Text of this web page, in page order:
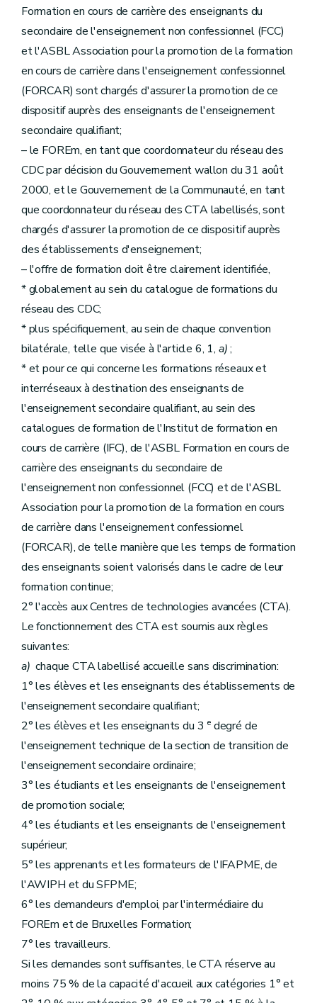
Formation en cours de carrière des enseignants du
secondaire de l'enseignement non confessionnel (FCC)
et l'ASBL Association pour la promotion de la formation
en cours de carrière dans l'enseignement confessionnel
(FORCAR) sont chargés d'assurer la promotion de ce
dispositif auprès des enseignants de l'enseignement
secondaire qualifiant;
– le FOREm, en tant que coordonnateur du réseau des
CDC par décision du Gouvernement wallon du 31 août
2000, et le Gouvernement de la Communauté, en tant
que coordonnateur du réseau des CTA labellisés, sont
chargés d'assurer la promotion de ce dispositif auprès
des établissements d'enseignement;
– l'offre de formation doit être clairement identifiée,
* globalement au sein du catalogue de formations du
réseau des CDC;
* plus spécifiquement, au sein de chaque convention
bilatérale, telle que visée à l'article 6, 1, a);
* et pour ce qui concerne les formations réseaux et
interréseaux à destination des enseignants de
l'enseignement secondaire qualifiant, au sein des
catalogues de formation de l'Institut de formation en
cours de carrière (IFC), de l'ASBL Formation en cours de
carrière des enseignants du secondaire de
l'enseignement non confessionnel (FCC) et de l'ASBL
Association pour la promotion de la formation en cours
de carrière dans l'enseignement confessionnel
(FORCAR), de telle manière que les temps de formation
des enseignants soient valorisés dans le cadre de leur
formation continue;
2° l'accès aux Centres de technologies avancées (CTA).
Le fonctionnement des CTA est soumis aux règles
suivantes:
a) chaque CTA labellisé accueille sans discrimination:
1° les élèves et les enseignants des établissements de
l'enseignement secondaire qualifiant;
2° les élèves et les enseignants du 3 e degré de
l'enseignement technique de la section de transition de
l'enseignement secondaire ordinaire;
3° les étudiants et les enseignants de l'enseignement
de promotion sociale;
4° les étudiants et les enseignants de l'enseignement
supérieur;
5° les apprenants et les formateurs de l'IFAPME, de
l'AWIPH et du SFPME;
6° les demandeurs d'emploi, par l'intermédiaire du
FOREm et de Bruxelles Formation;
7° les travailleurs.
Si les demandes sont suffisantes, le CTA réserve au
moins 75 % de la capacité d'accueil aux catégories 1° et